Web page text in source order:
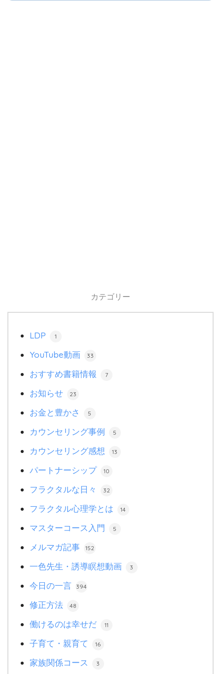
カテゴリー
LDP 1
YouTube動画 33
おすすめ書籍情報 7
お知らせ 23
お金と豊かさ 5
カウンセリング事例 5
カウンセリング感想 13
パートナーシップ 10
フラクタルな日々 32
フラクタル心理学とは 14
マスターコース入門 5
メルマガ記事 152
一色先生・誘導瞑想動画 3
今日の一言 394
修正方法 48
働けるのは幸せだ 11
子育て・親育て 16
家族関係コース 3